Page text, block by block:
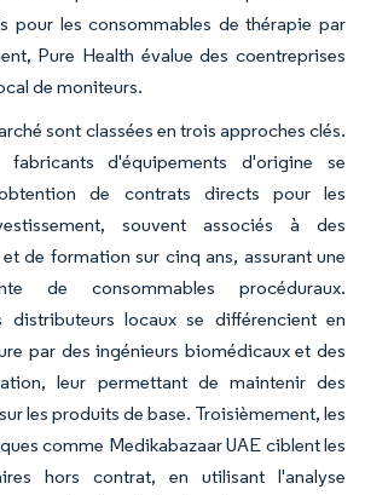
pour les consommables de thérapie par
Pure Health évalue des coentreprises
de moniteurs.
sont classées en trois approches clés.
fabricants d'équipements d'origine se
de contrats directs pour les
souvent associés à des
de formation sur cinq ans, assurant une
de consommables procéduraux.
distributeurs locaux se différencient en
par des ingénieurs biomédicaux et des
leur permettant de maintenir des
les produits de base. Troisièmement, les
comme Medikabazaar UAE ciblent les
hors contrat, en utilisant l'analyse